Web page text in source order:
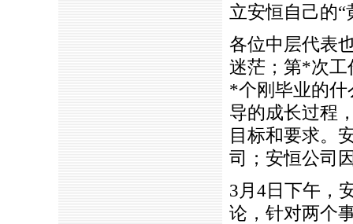
立安恒自己的
各位中层代表
迷茫；第*次工
*个刚毕业的
导的成长过程
目标和要求。
司；安恒公司
3月4日下午，
论，针对两个